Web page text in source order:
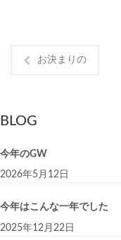
お決まりの
BLOG
今年のGW
2026年5月12日
今年はこんな一年でした
2025年12月22日